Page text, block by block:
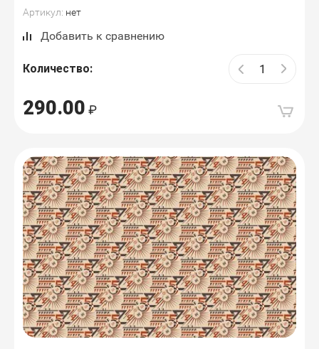
Артикул: нет
Добавить к сравнению
Количество:
290.00